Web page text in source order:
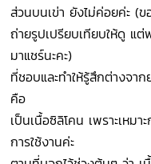
ส่วนบนเข่า ยังไม่ค่อยค่ะ (
ถ่ายรูปเปรียบเทียบให้ดู แต่
มาแชร์นะคะ)
ที่ชอบและทำให้รู้สึกต่างจา
คือ
เป็นเนื้อซิลิโคน เพราะเหม
การใช้งานค่ะ